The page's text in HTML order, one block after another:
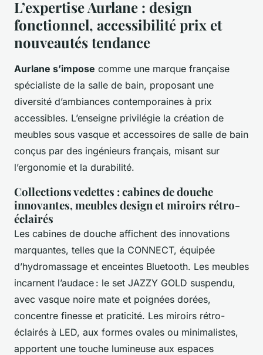
L’expertise Aurlane : design
fonctionnel, accessibilité prix et
nouveautés tendance
Aurlane s’impose comme une marque française
spécialiste de la salle de bain, proposant une
diversité d’ambiances contemporaines à prix
accessibles. L’enseigne privilégie la création de
meubles sous vasque et accessoires de salle de bain
conçus par des ingénieurs français, misant sur
l’ergonomie et la durabilité.
Collections vedettes : cabines de douche
innovantes, meubles design et miroirs rétro-
éclairés
Les cabines de douche affichent des innovations
marquantes, telles que la CONNECT, équipée
d’hydromassage et enceintes Bluetooth. Les meubles
incarnent l’audace : le set JAZZY GOLD suspendu,
avec vasque noire mate et poignées dorées,
concentre finesse et praticité. Les miroirs rétro-
éclairés à LED, aux formes ovales ou minimalistes,
apportent une touche lumineuse aux espaces